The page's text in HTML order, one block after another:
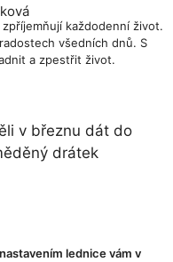
každodenní život.
všedních dnů. S
a zpestřit život.
v březnu dát do
drátek
lednice vám v